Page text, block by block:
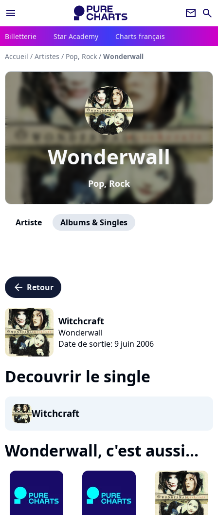
menu newsletter search
Billetterie Star Academy Charts français
Accueil / Artistes / Pop, Rock / Wonderwall
Wonderwall
Pop, Rock
Artiste Albums & Singles
arrow_left Retour
Witchcraft
Wonderwall
Date de sortie: 9 juin 2006
Decouvrir le single
Witchcraft
Wonderwall, c'est aussi...